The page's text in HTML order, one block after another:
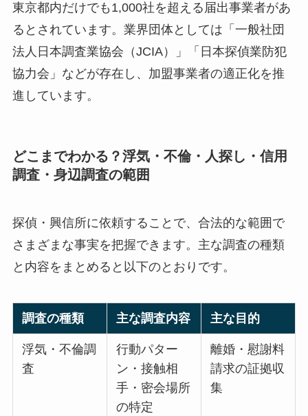
東京都内だけでも1,000社を超える届出事業者があ
るとされています。業界団体としては「一般社団
法人日本調査業協会（JCIA）」「日本探偵業防犯
協力会」などが存在し、加盟事業者の適正化を推
進しています。
どこまでわかる？浮気・不倫・人探し・信用
調査・身辺調査の範囲
探偵・興信所に依頼することで、合法的な範囲で
さまざまな事実を把握できます。主な調査の種類
と内容をまとめると以下のとおりです。
調査の種類 主な調査内容 主な目的
浮気・不倫調
査
行動パター
ン・接触相
手・密会場所
の特定
離婚・慰謝料
請求の証拠収
集